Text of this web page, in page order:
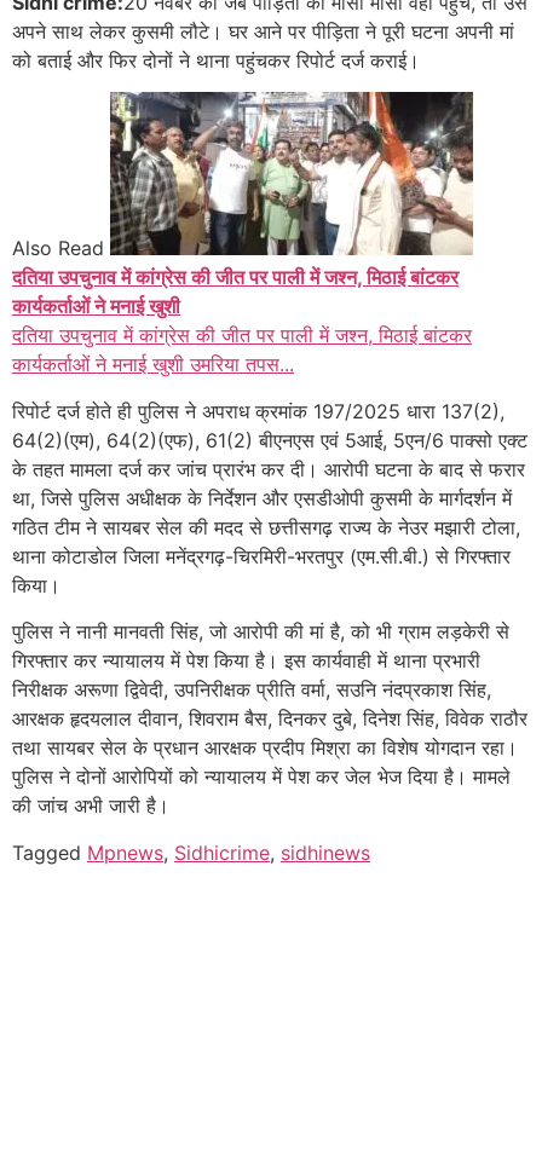
अपने साथ लेकर कुसमी लौटे। घर आने पर पीड़िता ने पूरी घटना अपनी मां
को बताई और फिर दोनों ने थाना पहुंचकर रिपोर्ट दर्ज कराई।
Also Read
दतिया उपचुनाव में कांग्रेस की जीत पर पाली में जश्न, मिठाई बांटकर
कार्यकर्ताओं ने मनाई खुशी
दतिया उपचुनाव में कांग्रेस की जीत पर पाली में जश्न, मिठाई बांटकर
कार्यकर्ताओं ने मनाई खुशी उमरिया तपस...
रिपोर्ट दर्ज होते ही पुलिस ने अपराध क्रमांक 197/2025 धारा 137(2),
64(2)(एम), 64(2)(एफ), 61(2) बीएनएस एवं 5आई, 5एन/6 पाक्सो एक्ट
के तहत मामला दर्ज कर जांच प्रारंभ कर दी। आरोपी घटना के बाद से फरार
था, जिसे पुलिस अधीक्षक के निर्देशन और एसडीओपी कुसमी के मार्गदर्शन में
गठित टीम ने सायबर सेल की मदद से छत्तीसगढ़ राज्य के नेउर मझारी टोला,
थाना कोटाडोल जिला मनेंद्रगढ़-चिरमिरी-भरतपुर (एम.सी.बी.) से गिरफ्तार
किया।
पुलिस ने नानी मानवती सिंह, जो आरोपी की मां है, को भी ग्राम लड़केरी से
गिरफ्तार कर न्यायालय में पेश किया है। इस कार्यवाही में थाना प्रभारी
निरीक्षक अरूणा द्विवेदी, उपनिरीक्षक प्रीति वर्मा, सउनि नंदप्रकाश सिंह,
आरक्षक हृदयलाल दीवान, शिवराम बैस, दिनकर दुबे, दिनेश सिंह, विवेक राठौर
तथा सायबर सेल के प्रधान आरक्षक प्रदीप मिश्रा का विशेष योगदान रहा।
पुलिस ने दोनों आरोपियों को न्यायालय में पेश कर जेल भेज दिया है। मामले
की जांच अभी जारी है।
Tagged Mpnews, Sidhicrime, sidhinews